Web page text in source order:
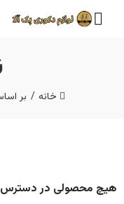
خانه بر
هیچ محصولی در